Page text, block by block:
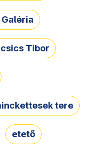
Tibor
tere
etető